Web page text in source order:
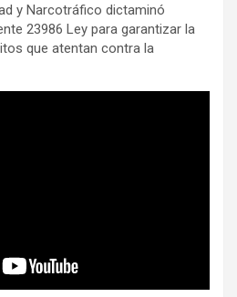
y Narcotráfico dictaminó
23986 Ley para garantizar la
que atentan contra la